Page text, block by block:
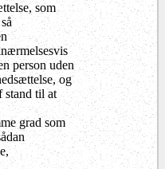
som
person uden
og
stand til at
grad som